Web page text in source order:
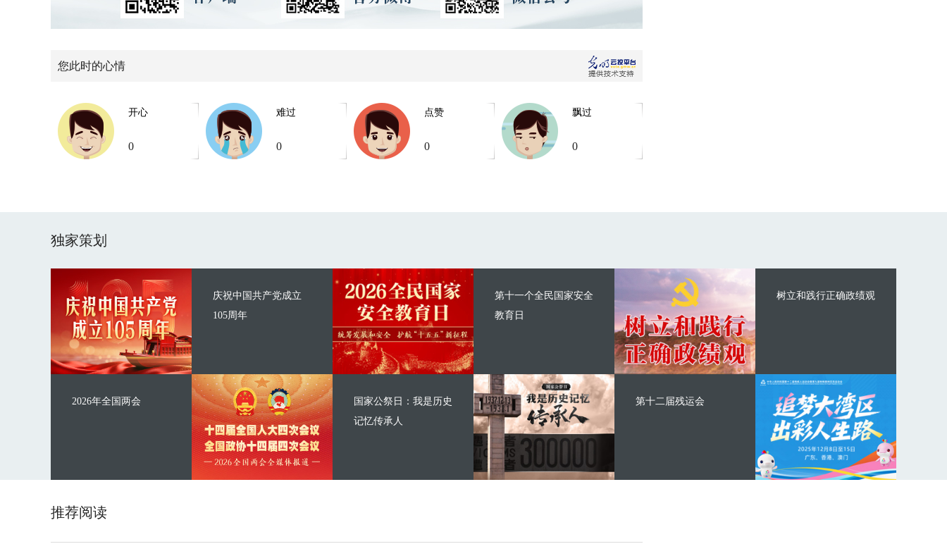
您此时的心情
开心
0
难过
0
点赞
0
飘过
0
独家策划
庆祝中国共产党成立
105周年
2026年全国两会
第十一个全民国家安全
教育日
国家公祭日：我是历史
记忆传承人
树立和践行正确政绩观
第十二届残运会
推荐阅读